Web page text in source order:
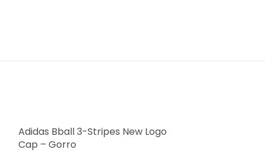
Adidas Bball 3-Stripes New Logo
Cap – Gorro